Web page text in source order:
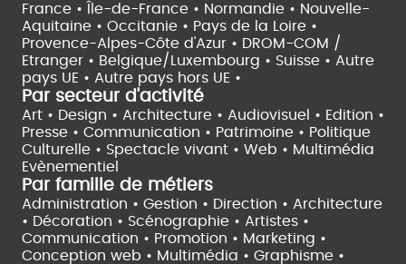
France •
Île-de-France • Normandie • Nouvelle-
Aquitaine • Occitanie • Pays de la Loire •
Provence-Alpes-Côte d'Azur • DROM-COM /
Etranger • Belgique/Luxembourg • Suisse • Autre
pays UE • Autre pays hors UE •
Par secteur d'activité
Art • Design • Architecture • Audiovisuel • Edition •
Presse • Communication • Patrimoine • Politique
Culturelle • Spectacle vivant • Web • Multimédia
Evènementiel
Par famille de métiers
Administration • Gestion • Direction • Architecture
• Décoration • Scénographie • Artistes •
Communication • Promotion • Marketing •
Conception web • Multimédia • Graphisme •